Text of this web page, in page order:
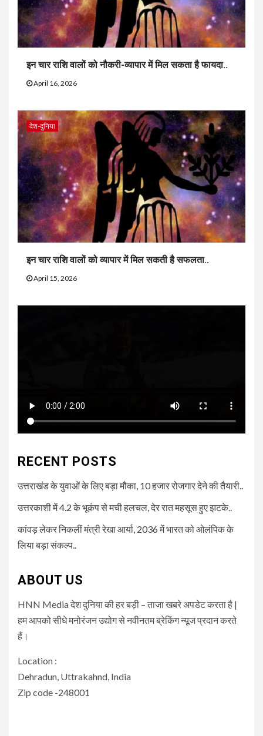
इन चार राशि वालों को नौकरी-व्यापार में मिल सकता है फायदा..
April 16, 2026
देश-दुनिया
इन चार राशि वालों को व्यापार में मिल सकती है सफलता..
April 15, 2026
RECENT POSTS
उत्तराखंड के युवाओं के लिए बड़ा मौका, 10 हजार रोजगार देने की तैयारी..
उत्तरकाशी में 4.2 के भूकंप से मची हलचल, देर रात महसूस हुए झटके..
कांवड़ लेकर निकलीं मंत्री रेखा आर्या, 2036 में भारत को ओलंपिक के
लिया बड़ा संकल्प..
ABOUT US
HNN Media देश दुनिया की हर बड़ी – ताजा खबरे अपडेट करता है |
हम आपको सीधे मनोरंजन उद्योग से नवीनतम ब्रेकिंग न्यूज प्रदान करते
हैं।
Location :
Dehradun, Uttrakahnd, India
Zip code -248001